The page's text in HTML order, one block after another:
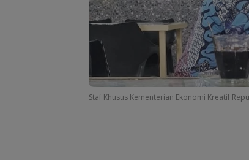
Staf Khusus Kementerian Ekonomi Kreatif